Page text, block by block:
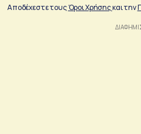
Αποδέχεστε τουςΌροι Χρήσηςκαι την